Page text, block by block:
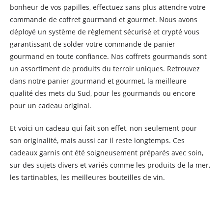
bonheur de vos papilles, effectuez sans plus attendre votre
commande de coffret gourmand et gourmet. Nous avons
déployé un système de règlement sécurisé et crypté vous
garantissant de solder votre commande de panier
gourmand en toute confiance. Nos coffrets gourmands sont
un assortiment de produits du terroir uniques. Retrouvez
dans notre panier gourmand et gourmet, la meilleure
qualité des mets du Sud, pour les gourmands ou encore
pour un cadeau original.
Et voici un cadeau qui fait son effet, non seulement pour
son originalité, mais aussi car il reste longtemps. Ces
cadeaux garnis ont été soigneusement préparés avec soin,
sur des sujets divers et variés comme les produits de la mer,
les tartinables, les meilleures bouteilles de vin.